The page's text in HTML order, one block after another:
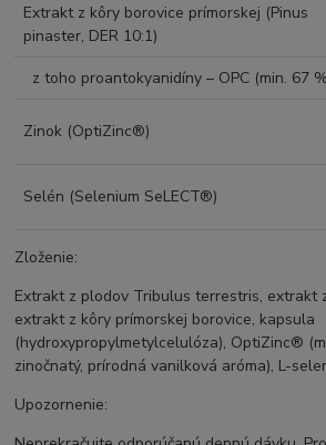
Extrakt z kôry borovice prímorskej (Pinus
pinaster, DER 10:1)
z toho proantokyanidíny – OPC (min. 67
Zinok (OptiZinc®)
Selén (Selenium SeLECT®)
Zloženie:
Extrakt z plodov Tribulus terrestris, extrakt
extrakt z kôry prímorskej borovice, kapsula
(hydroxypropylmetylcelulóza), OptiZinc®
zinočnatý, prírodná vanilková aróma), L-
Upozornenie: